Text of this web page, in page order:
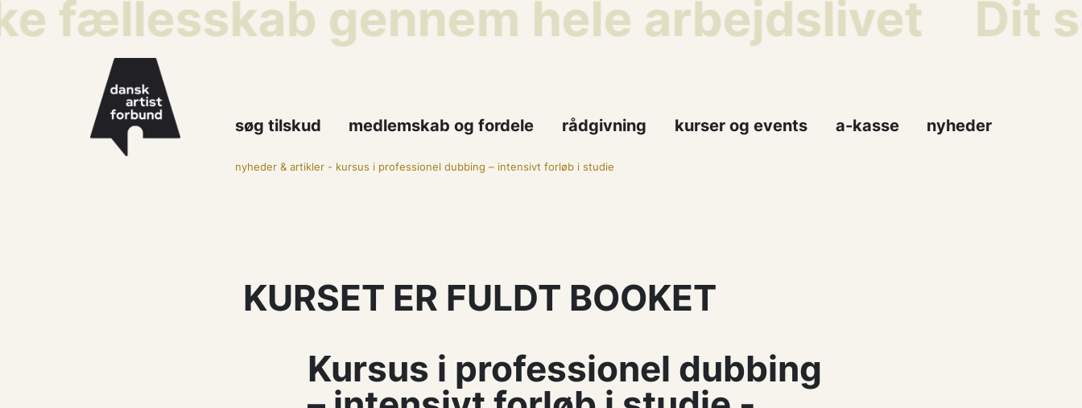
fællesskab gennem hele arbejdslivet Dit
søg tilskud medlemskab og fordele rådgivning kurser og events a-kasse nyheder
nyheder & artikler- kursus i professionel dubbing – intensivt forløb i studie
KURSET ER FULDT BOOKET
Kursus i professionel dubbing